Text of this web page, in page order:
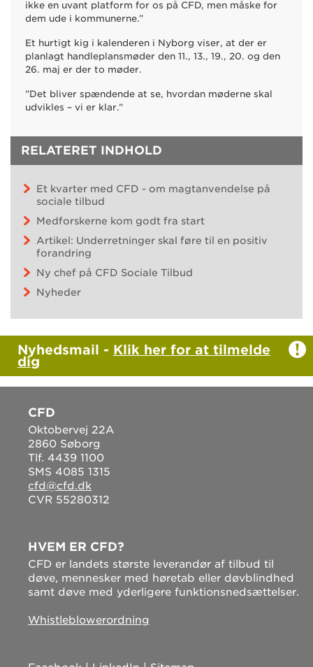
ikke en uvant platform for os på CFD, men måske for
dem ude i kommunerne.”
Et hurtigt kig i kalenderen i Nyborg viser, at der er
planlagt handleplansmøder den 11., 13., 19., 20. og den
26. maj er der to møder.
”Det bliver spændende at se, hvordan møderne skal
udvikles – vi er klar.”
RELATERET INDHOLD
Et kvarter med CFD - om magtanvendelse på
sociale tilbud
Medforskerne kom godt fra start
Artikel: Underretninger skal føre til en positiv
forandring
Ny chef på CFD Sociale Tilbud
Nyheder
Nyhedsmail - Klik her for at tilmelde
dig
CFD
Oktobervej 22A
2860 Søborg
Tlf. 4439 1100
SMS 4085 1315
cfd@cfd.dk
CVR 55280312
HVEM ER CFD?
CFD er landets største leverandør af tilbud til
døve, mennesker med høretab eller døvblindhed
samt døve med yderligere funktionsnedsættelser.
Whistleblowerordning